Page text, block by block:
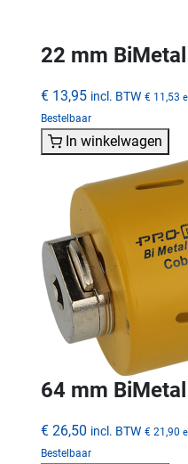
22 mm
€ 13,95 incl. BTW € 11,53
Bestelbaar
In winkelwagen
64 mm
€ 26,50 incl. BTW € 21,90
Bestelbaar